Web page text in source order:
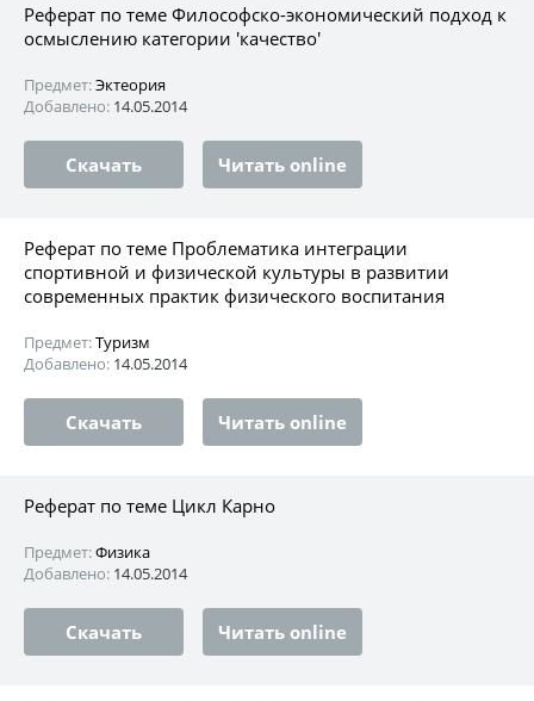
Реферат по теме Философско-экономический подход к
осмыслению категории 'качество'
Предмет:Эктеория
Добавлено: 14.05.2014
Скачать Читать online
Реферат по теме Проблематика интеграции
спортивной и физической культуры в развитии
современных практик физического воспитания
Предмет:Туризм
Добавлено: 14.05.2014
Скачать Читать online
Реферат по теме Цикл Карно
Предмет:Физика
Добавлено: 14.05.2014
Скачать Читать online